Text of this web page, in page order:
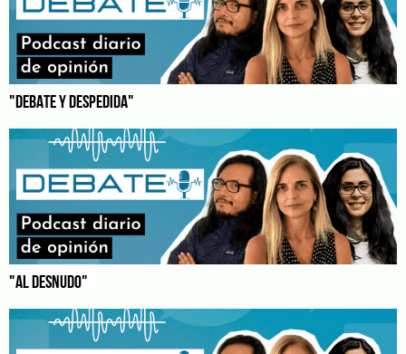
"DEBATE Y DESPEDIDA"
"AL DESNUDO"